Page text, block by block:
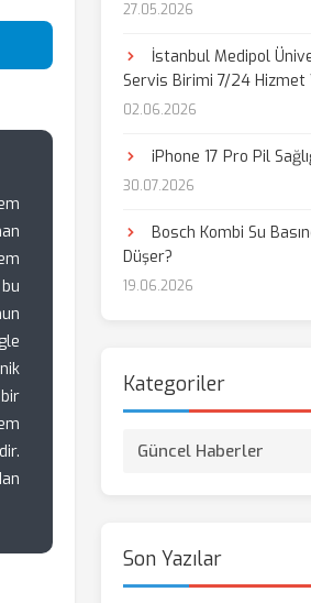
Paylaş
27.05.2026
İstanbul Medipol
Servis Birimi 7/24 Hizmet
02.06.2026
iPhone 17 Pro Pil
30.07.2026
Bosch Kombi Su
Düşer?
19.06.2026
Kategoriler
Güncel Haberler
Son Yazılar